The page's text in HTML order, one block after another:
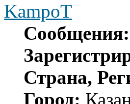
KampoT
Сообщения:
Страна,
Город: